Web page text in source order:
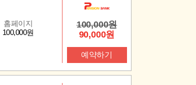
홈페이지
100,000원
100,000원
90,000원
예약하기